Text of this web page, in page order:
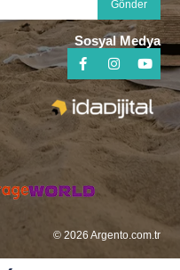
Gönder
Sosyal Medya
© 2026 Argento.com.tr